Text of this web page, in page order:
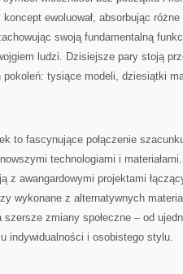
ewoluował, absorbując
swoją fundamentalną
ludzi. Dzisiejsze pary stoją
tysiące modeli, dziesiątki
to fascynujące połączenie
technologiami i
z awangardowymi projektami
wykonane z alternatywnych
szersze zmiany społeczne – od
indywidualności i osobistego stylu.